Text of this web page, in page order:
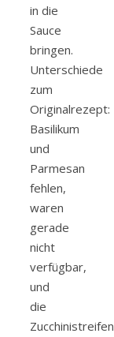
in die
Sauce
bringen.
Unterschiede
zum
Originalrezept:
Basilikum
und
Parmesan
fehlen,
waren
gerade
nicht
verfügbar,
und
die
Zucchinistreifen